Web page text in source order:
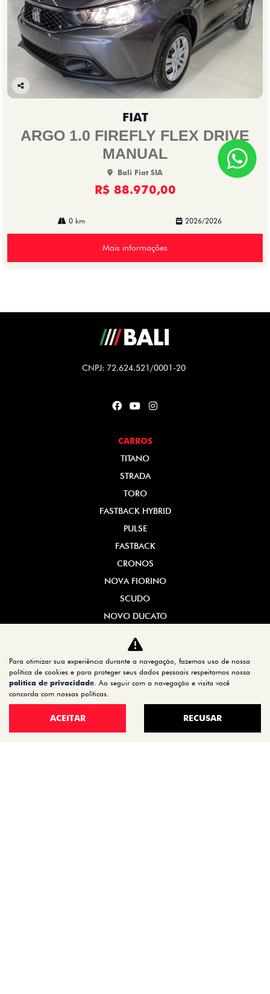
Co
lhe
FIAT
ARGO 1.0 FIREFLY FLEX DRIVE
MANUAL
Bali Fiat SIA
R$ 88.970,00
0 km 2026/2026
Mais informações
CNPJ: 72.624.521/0001-20
CARROS
TITANO
STRADA
TORO
FASTBACK HYBRID
PULSE
FASTBACK
CRONOS
NOVA FIORINO
SCUDO
NOVO DUCATO
MOBI
ESTOQUE
Para otimizar sua experiência durante a navegação, fazemos uso de nossa
política de cookies e para proteger seus dados pessoais respeitamos nossa
política de privacidade. Ao seguir com a navegação e visita você
concorda com nossas políticas.
ACEITAR RECUSAR